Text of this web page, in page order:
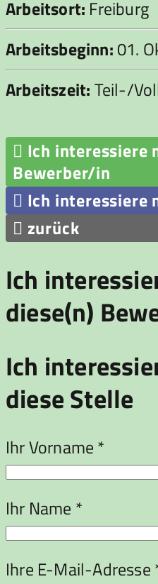
Arbeitsort: Freiburg
Arbeitsbeginn:01.
Arbeitszeit:Teil-/
 Ich interessiere
Bewerber/in
 Ich interessiere
 zurück
Ich
diese(n)
Ich
diese Stelle
Ihr Vorname *
Ihr Name *
Ihre E-Mail-Adresse